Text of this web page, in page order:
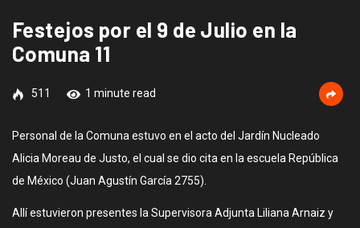
Festejos por el 9 de Julio en la
Comuna 11
511 1 minute read
Personal de la Comuna estuvo en el acto del Jardín Nucleado
Alicia Moreau de Justo, el cual se dio cita en la escuela República
de México (Juan Agustín García 2755).
Allí estuvieron presentes la Supervisora Adjunta Liliana Arnaiz y